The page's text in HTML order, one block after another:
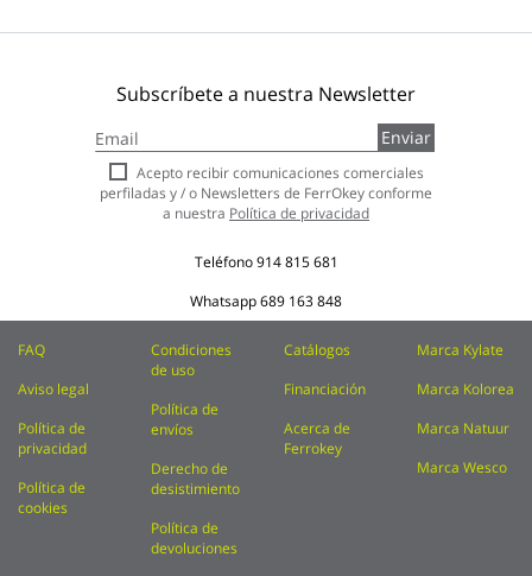
Subscríbete a nuestra Newsletter
a
nuestro
boletín
de
Enviar
Acepto recibir comunicaciones comerciales
perfiladas y / o Newsletters de FerrOkey conforme
a nuestra Política de privacidad
Teléfono914 815 681
Whatsapp689 163 848
FAQ
Aviso legal
Política de
privacidad
Política de
cookies
Condiciones
de uso
Política de
envíos
Derecho de
desistimiento
Política de
devoluciones
Catálogos
Financiación
Acerca de
Ferrokey
Marca Kylate
Marca Kolorea
Marca Natuur
Marca Wesco